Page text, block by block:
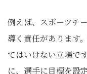
例えば、スポーツチ
導く責任があります
てはいけない立場で
に、選手に目標を設